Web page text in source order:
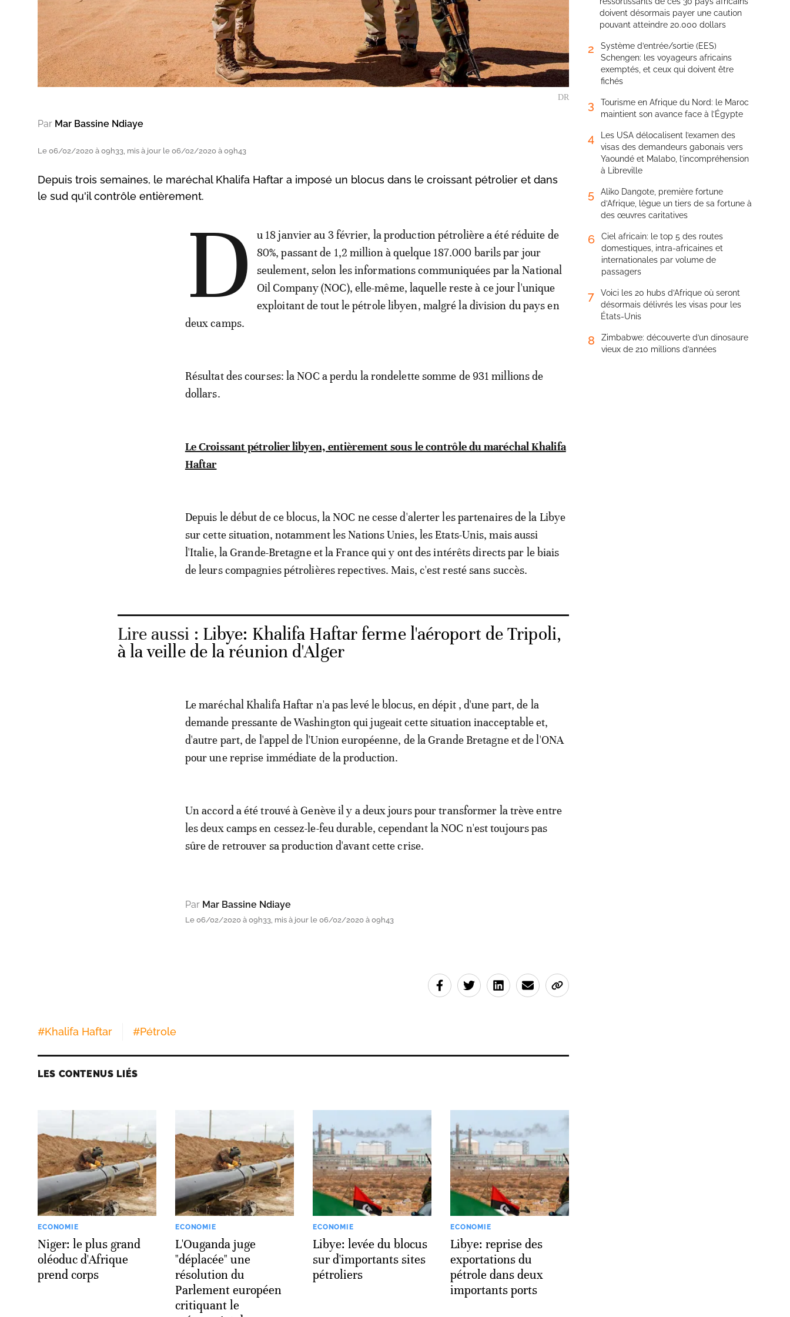
DR
Par Mar Bassine Ndiaye
Le 06/02/2020 à 09h33, mis à jour le 06/02/2020 à 09h43
Depuis trois semaines, le maréchal Khalifa Haftar a imposé un blocus dans le croissant pétrolier et dans
le sud qu'il contrôle entièrement.
D
u 18 janvier au 3 février, la production pétrolière a été réduite de
80%, passant de 1,2 million à quelque 187.000 barils par jour
seulement, selon les informations communiquées par la National
Oil Company (NOC), elle-même, laquelle reste à ce jour l'unique
exploitant de tout le pétrole libyen, malgré la division du pays en
deux camps.
Résultat des courses: la NOC a perdu la rondelette somme de 931 millions de
dollars.
Le Croissant pétrolier libyen, entièrement sous le contrôle du maréchal Khalifa
Haftar
Depuis le début de ce blocus, la NOC ne cesse d'alerter les partenaires de la Libye
sur cette situation, notamment les Nations Unies, les Etats-Unis, mais aussi
l'Italie, la Grande-Bretagne et la France qui y ont des intérêts directs par le biais
de leurs compagnies pétrolières repectives. Mais, c'est resté sans succès.
Lire aussi : Libye: Khalifa Haftar ferme l'aéroport de Tripoli,
à la veille de la réunion d'Alger
Le maréchal Khalifa Haftar n'a pas levé le blocus, en dépit , d'une part, de la
demande pressante de Washington qui jugeait cette situation inacceptable et,
d'autre part, de l'appel de l'Union européenne, de la Grande Bretagne et de l'ONA
pour une reprise immédiate de la production.
Un accord a été trouvé à Genève il y a deux jours pour transformer la trève entre
les deux camps en cessez-le-feu durable, cependant la NOC n'est toujours pas
sûre de retrouver sa production d'avant cette crise.
Par Mar Bassine Ndiaye
Le 06/02/2020 à 09h33, mis à jour le 06/02/2020 à 09h43
#Khalifa Haftar #Pétrole
LES CONTENUS LIÉS
ECONOMIE
Niger: le plus grand
oléoduc d'Afrique
prend corps
ECONOMIE
L'Ouganda juge
"déplacée" une
résolution du
Parlement européen
critiquant le
ECONOMIE
Libye: levée du blocus
sur d'importants sites
pétroliers
ECONOMIE
Libye: reprise des
exportations du
pétrole dans deux
importants ports
doivent désormais payer une caution
pouvant atteindre 20.000 dollars
2
Système d’entrée/sortie (EES)
Schengen: les voyageurs africains
exemptés, et ceux qui doivent être
fichés
3
Tourisme en Afrique du Nord: le Maroc
maintient son avance face à l’Égypte
4
Les USA délocalisent l’examen des
visas des demandeurs gabonais vers
Yaoundé et Malabo, l’incompréhension
à Libreville
5
Aliko Dangote, première fortune
d’Afrique, lègue un tiers de sa fortune à
des œuvres caritatives
6
Ciel africain: le top 5 des routes
domestiques, intra-africaines et
internationales par volume de
passagers
7
Voici les 20 hubs d’Afrique où seront
désormais délivrés les visas pour les
États-Unis
8
Zimbabwe: découverte d’un dinosaure
vieux de 210 millions d’années